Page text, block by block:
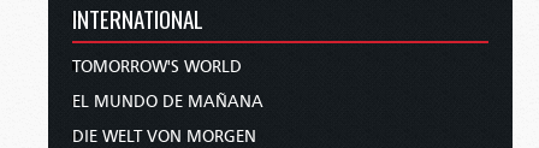
INTERNATIONAL
TOMORROW'S WORLD
EL MUNDO DE MAÑANA
DIE WELT VON MORGEN